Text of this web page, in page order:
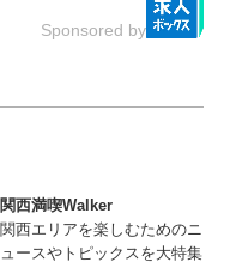
Sponsored by
関西満喫Walker
関西エリアを楽しむためのニ
ュースやトピックスを大特集